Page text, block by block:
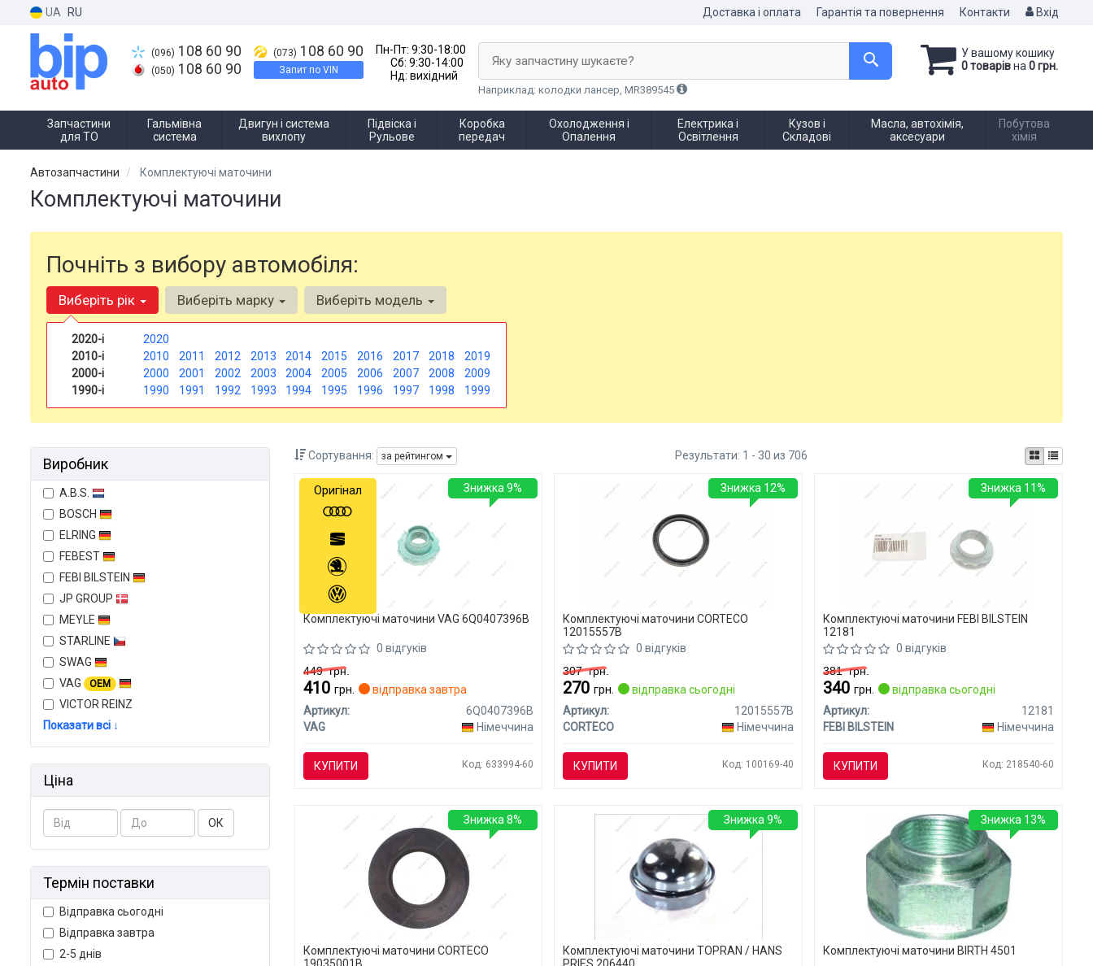
UA RU Доставка і оплата Гарантія та повернення Контакти Вхід
(096) 108 60 90
(050) 108 60 90
(073) 108 60 90
Запит по VIN
Пн-Пт: 9:30-18:00
Сб: 9:30-14:00
Нд: вихідний
У вашому кошику
0 товарівна 0 грн.
Яку запчастину шукаєте?
Наприклад: колодки лансер, MR389545
Запчастини
для ТО
Гальмівна
система
Двигун і система
вихлопу
Підвіска і
Рульове
Коробка
передач
Охолодження і
Опалення
Електрика і
Освітлення
Кузов і
Складові
Масла, автохімія,
аксесуари
Побутова
хімія
Автозапчастини Комплектуючі маточини
Комплектуючі маточини
Почніть з вибору автомобіля:
Виберіть рік
2020-і
2020
2010-і
2010 2011 2012 2013 2014 2015 2016 2017 2018
2019
2000-і
2000 2001 2002 2003 2004 2005 2006 2007 2008
2009
1990-і
1990 1991 1992 1993 1994 1995 1996 1997 1998 1999
Виберіть марку Виберіть модель
Виробник
A.B.S.
BOSCH
ELRING
FEBEST
FEBI BILSTEIN
JP GROUP
MEYLE
STARLINE
SWAG
VAG
OEM
VICTOR REINZ
Показати всі ↓
Ціна
ОК
Термін поставки
Відправка сьогодні
Відправка завтра
2-5 днів
Сортування: за рейтингом Результати: 1 - 30 из 706
Комплектуючі маточини VAG 6Q0407396B
0 відгуків
449грн.
410 грн.
відправка завтра
Артикул:
6Q0407396B
VAG
Німеччина
КУПИТИ Код: 633994-60
Знижка 9%
Оригінал
Комплектуючі маточини CORTECO
12015557B
0 відгуків
307грн.
270грн.
відправка сьогодні
Артикул:
12015557B
CORTECO
Німеччина
КУПИТИ Код: 100169-40
Знижка 12%
Комплектуючі маточини FEBI BILSTEIN
12181
0 відгуків
381грн.
340грн.
відправка сьогодні
Артикул:
12181
FEBI BILSTEIN
Німеччина
КУПИТИ Код: 218540-60
Знижка 11%
Комплектуючі маточини CORTECO
Знижка 8%
Комплектуючі маточини TOPRAN / HANS
Знижка 9%
Комплектуючі маточини BIRTH 4501
Знижка 13%